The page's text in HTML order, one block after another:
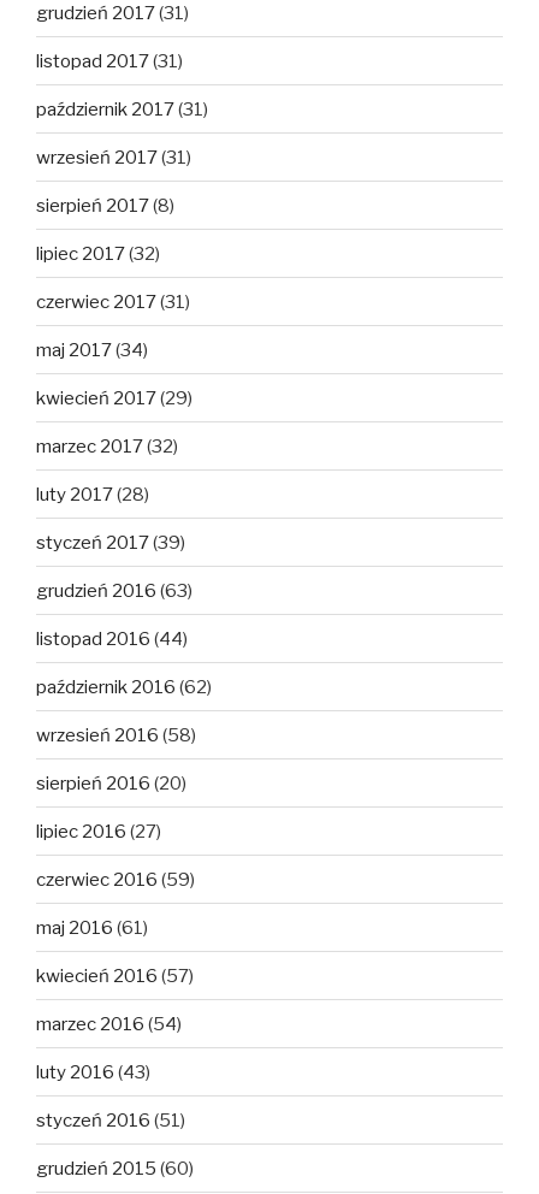
grudzień 2017(31)
listopad 2017(31)
październik 2017(31)
wrzesień 2017(31)
sierpień 2017(8)
lipiec 2017(32)
czerwiec 2017(31)
maj 2017(34)
kwiecień 2017(29)
marzec 2017(32)
luty 2017(28)
styczeń 2017(39)
grudzień 2016 (63)
listopad 2016 (44)
październik 2016 (62)
wrzesień 2016 (58)
sierpień 2016 (20)
lipiec 2016 (27)
czerwiec 2016 (59)
maj 2016 (61)
kwiecień 2016 (57)
marzec 2016 (54)
luty 2016 (43)
styczeń 2016 (51)
grudzień 2015 (60)